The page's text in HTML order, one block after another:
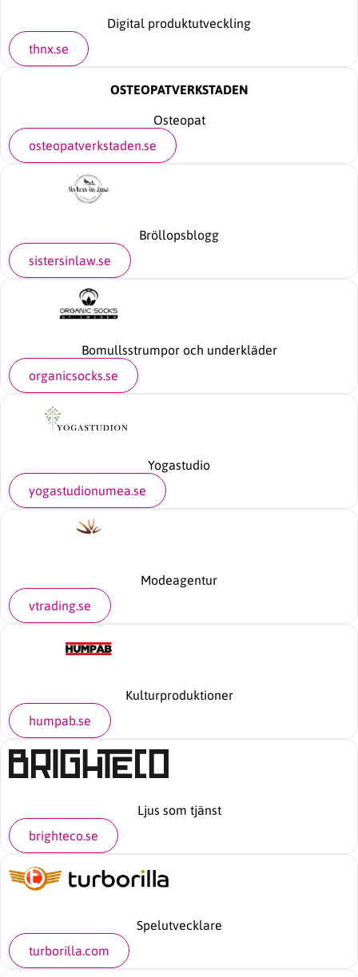
Digital produktutveckling
thnx.se
OSTEOPATVERKSTADEN
Osteopat
osteopatverkstaden.se
Bröllopsblogg
sistersinlaw.se
Bomullsstrumpor och underkläder
organicsocks.se
Yogastudio
yogastudionumea.se
Modeagentur
vtrading.se
Kulturproduktioner
humpab.se
Ljus som tjänst
brighteco.se
Spelutvecklare
turborilla.com